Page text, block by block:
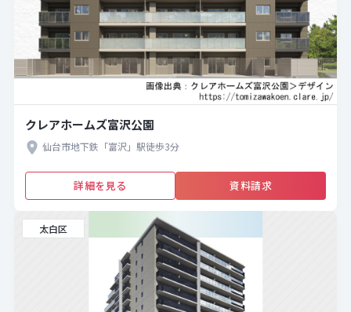
クレアホームズ富沢公園
仙台市地下鉄「富沢」駅徒歩3分
詳細を見る 資料請求
太白区